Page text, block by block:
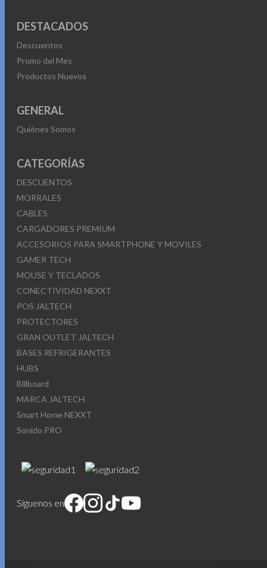
DESTACADOS
Descuentos
Promo del Mes
Productos Nuevos
GENERAL
Quiénes Somos
CATEGORÍAS
DESCUENTOS
MORRALES
CABLES
CARGADORES PREMIUM
ACCESORIOS PARA SMARTPHONE Y MOVILES
GAMER TECH
MOUSE Y TECLADOS
CONECTIVIDAD NEXXT
POS JALTECH
PROTECTORES
GRAN OUTLET JALTECH
BASES REFRIGERANTES
HUBS
Billboard
MARCA JALTECH
Smart Home NEXXT
Sonido PRO
Síguenos en